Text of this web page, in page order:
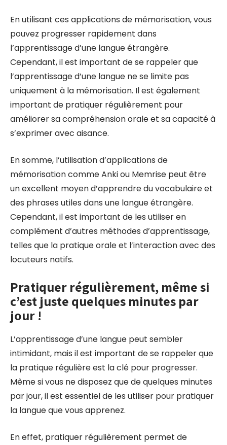
En utilisant ces applications de mémorisation, vous
pouvez progresser rapidement dans
l’apprentissage d’une langue étrangère.
Cependant, il est important de se rappeler que
l’apprentissage d’une langue ne se limite pas
uniquement à la mémorisation. Il est également
important de pratiquer régulièrement pour
améliorer sa compréhension orale et sa capacité à
s’exprimer avec aisance.
En somme, l’utilisation d’applications de
mémorisation comme Anki ou Memrise peut être
un excellent moyen d’apprendre du vocabulaire et
des phrases utiles dans une langue étrangère.
Cependant, il est important de les utiliser en
complément d’autres méthodes d’apprentissage,
telles que la pratique orale et l’interaction avec des
locuteurs natifs.
Pratiquer régulièrement, même si
c’est juste quelques minutes par
jour !
L’apprentissage d’une langue peut sembler
intimidant, mais il est important de se rappeler que
la pratique régulière est la clé pour progresser.
Même si vous ne disposez que de quelques minutes
par jour, il est essentiel de les utiliser pour pratiquer
la langue que vous apprenez.
En effet, pratiquer régulièrement permet de